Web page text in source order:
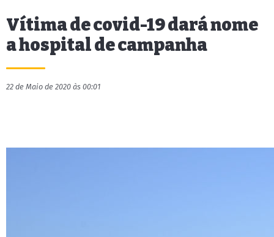
Vítima de covid-19 dará nome
a hospital de campanha
22 de Maio de 2020 às 00:01